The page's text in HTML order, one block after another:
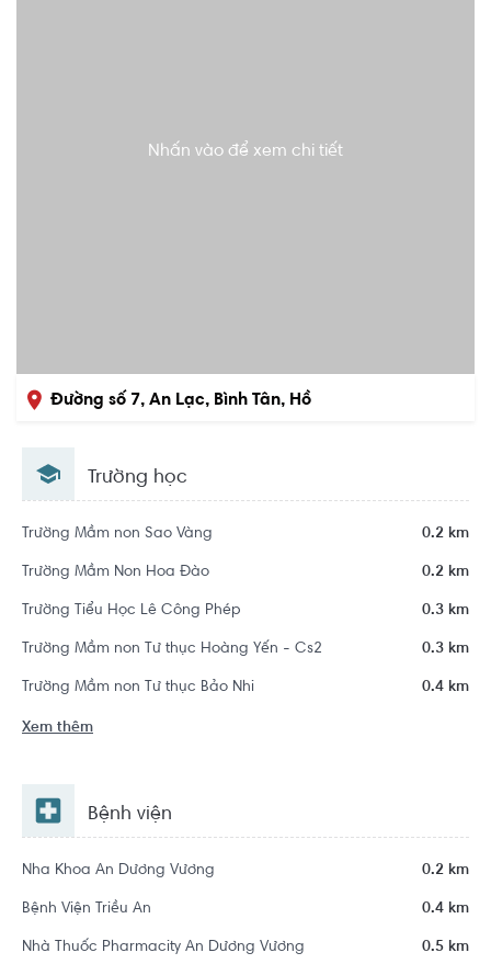
Nhấn vào để xem chi tiết
Đường số 7, An Lạc, Bình Tân, Hồ
Trường học
Trường Mầm non Sao Vàng 0.2 km
Trường Mầm Non Hoa Đào 0.2 km
Trường Tiểu Học Lê Công Phép 0.3 km
Trường Mầm non Tư thục Hoàng Yến - Cs2 0.3 km
Trường Mầm non Tư thục Bảo Nhi 0.4 km
Xem thêm
Bệnh viện
Nha Khoa An Dương Vương 0.2 km
Bệnh Viện Triều An 0.4 km
Nhà Thuốc Pharmacity An Dương Vương 0.5 km